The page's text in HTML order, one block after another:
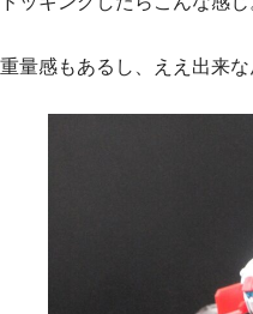
重量感もあるし、ええ出来な